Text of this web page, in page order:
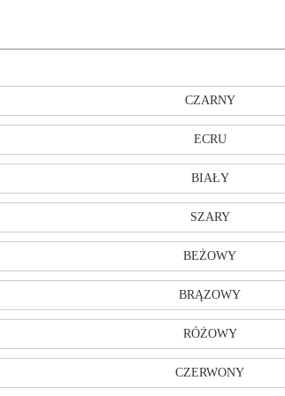
CZARNY
ECRU
BIAŁY
SZARY
BEŻOWY
BRĄZOWY
RÓŻOWY
CZERWONY